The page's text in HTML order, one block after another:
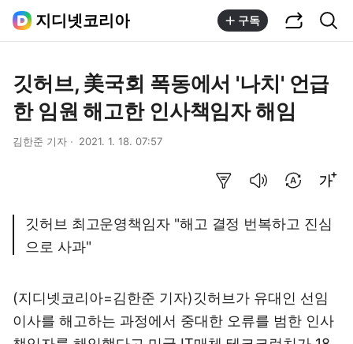
지디넷코리아 구독
깃허브, 美국회 폭동에서 '나치' 언급
한 임원 해고한 인사책임자 해임
김한준 기자 2021. 1. 18. 07:57
깃허브 최고운영책임자 "해고 결정 번복하고 진심
으로 사과"
(지디넷코리아=김한준 기자)깃허브가 유대인 선임
이사를 해고하는 과정에서 중대한 오류를 범한 인사